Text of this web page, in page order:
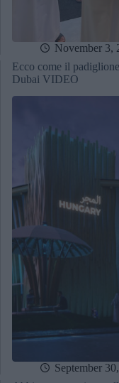
November 3,
Ecco come il
Dubai VIDEO
September